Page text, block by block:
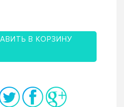
В КОРЗИНУ